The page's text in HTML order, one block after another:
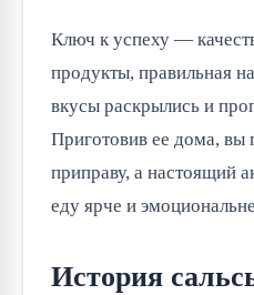
Ключ к успеху —
продукты, правильная
вкусы раскрылись и
Приготовив ее дома, вы
приправу, а настоящий
еду ярче и
История